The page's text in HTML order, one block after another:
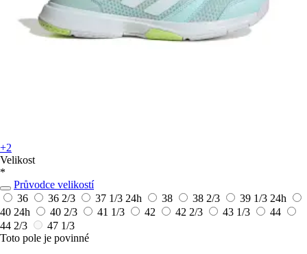
+2
Velikost
*
Průvodce velikostí
36
36 2/3 37 1/3 24h 38 38 2/3 39 1/3 24h
40 24h 40 2/3 41 1/3 42 42 2/3 43 1/3
44
44 2/3
47 1/3
Toto pole je povinné